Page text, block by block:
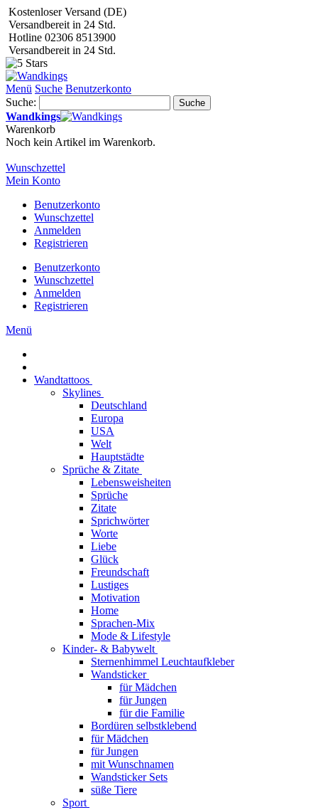
Kostenloser Versand (DE)
Versandbereit in 24 Std.
Hotline 02306 8513900
Versandbereit in 24 Std.
Menü Suche Benutzerkonto
Suche:
Suche
Wandkings
Warenkorb
Noch kein Artikel im Warenkorb.
Wunschzettel
Mein Konto
Benutzerkonto
Wunschzettel
Anmelden
Registrieren
Benutzerkonto
Wunschzettel
Anmelden
Registrieren
Menü
Wandtattoos
Skylines
Deutschland
Europa
USA
Welt
Hauptstädte
Sprüche & Zitate
Lebensweisheiten
Sprüche
Zitate
Sprichwörter
Worte
Liebe
Glück
Freundschaft
Lustiges
Motivation
Home
Sprachen-Mix
Mode & Lifestyle
Kinder- & Babywelt
Sternenhimmel Leuchtaufkleber
Wandsticker
für Mädchen
für Jungen
für die Familie
Bordüren selbstklebend
für Mädchen
für Jungen
mit Wunschnamen
Wandsticker Sets
süße Tiere
Sport